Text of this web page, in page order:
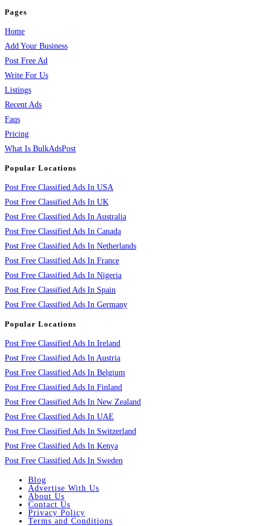
Pages
Home
Add Your Business
Post Free Ad
Write For Us
Listings
Recent Ads
Faqs
Pricing
What Is BulkAdsPost
Popular Locations
Post Free Classified Ads In USA
Post Free Classified Ads In UK
Post Free Classified Ads In Australia
Post Free Classified Ads In Canada
Post Free Classified Ads In Netherlands
Post Free Classified Ads In France
Post Free Classified Ads In Nigeria
Post Free Classified Ads In Spain
Post Free Classified Ads In Germany
Popular Locations
Post Free Classified Ads In Ireland
Post Free Classified Ads In Austria
Post Free Classified Ads In Belgium
Post Free Classified Ads In Finland
Post Free Classified Ads In New Zealand
Post Free Classified Ads In UAE
Post Free Classified Ads In Switzerland
Post Free Classified Ads In Kenya
Post Free Classified Ads In Sweden
Blog
Advertise With Us
About Us
Contact Us
Privacy Policy
Terms and Conditions